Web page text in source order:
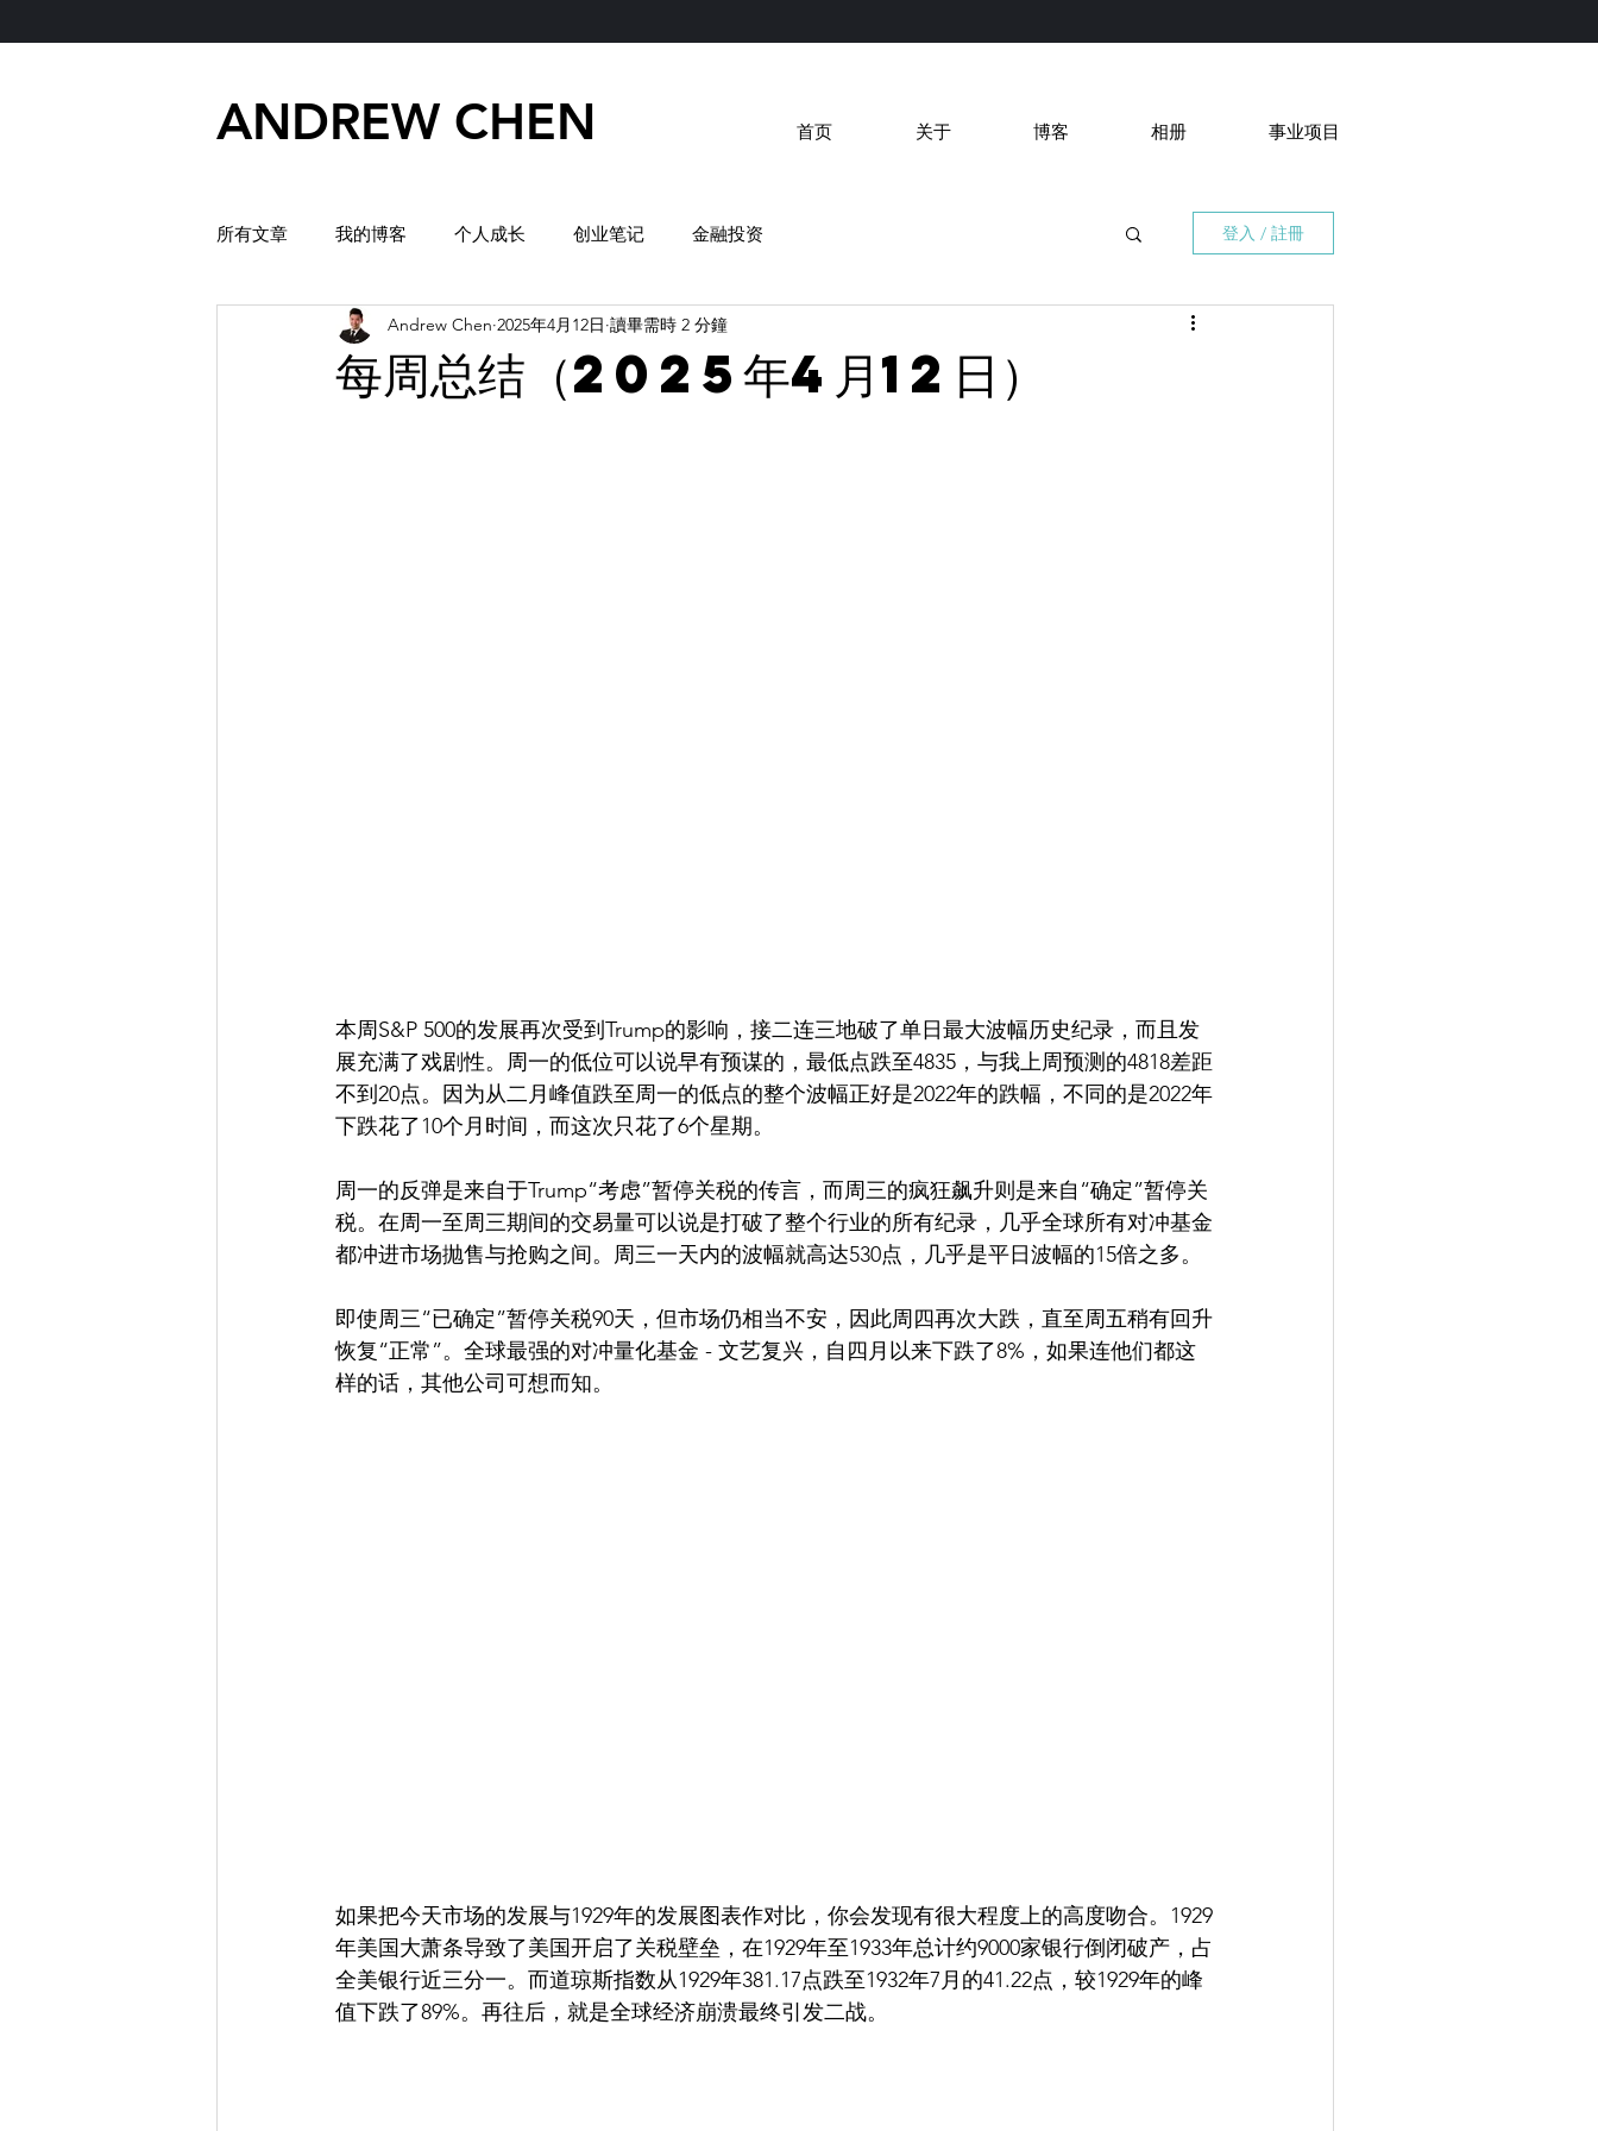
ANDREW CHEN 首页 关于 博客 相册 事业项目
所有文章 我的博客 个人成长 创业笔记 金融投资 登入 / 註冊
每周总结（2025年4月12日）
Andrew Chen 2025年4月12日 讀畢需時 2 分鐘
本周S&P 500的发展再次受到Trump的影响，接二连三地破了单日最大波幅历史纪录，而且发
展充满了戏剧性。周一的低位可以说早有预谋的，最低点跌至4835，与我上周预测的4818差距
不到20点。因为从二月峰值跌至周一的低点的整个波幅正好是2022年的跌幅，不同的是2022年
下跌花了10个月时间，而这次只花了6个星期。
周一的反弹是来自于Trump“考虑”暂停关税的传言，而周三的疯狂飙升则是来自“确定”暂停关
税。在周一至周三期间的交易量可以说是打破了整个行业的所有纪录，几乎全球所有对冲基金
都冲进市场抛售与抢购之间。周三一天内的波幅就高达530点，几乎是平日波幅的15倍之多。
即使周三“已确定”暂停关税90天，但市场仍相当不安，因此周四再次大跌，直至周五稍有回升
恢复“正常”。全球最强的对冲量化基金 - 文艺复兴，自四月以来下跌了8%，如果连他们都这
样的话，其他公司可想而知。
如果把今天市场的发展与1929年的发展图表作对比，你会发现有很大程度上的高度吻合。1929
年美国大萧条导致了美国开启了关税壁垒，在1929年至1933年总计约9000家银行倒闭破产，占
全美银行近三分一。而道琼斯指数从1929年381.17点跌至1932年7月的41.22点，较1929年的峰
值下跌了89%。再往后，就是全球经济崩溃最终引发二战。